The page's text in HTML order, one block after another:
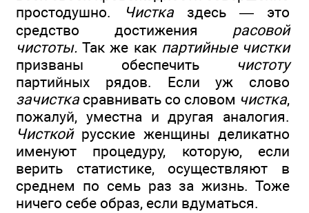
простодушно.
Чистка здесь — это
средство достижения расовой
чистоты. Так же как партийные чистки
призваны обеспечить
чистоту
партийных рядов. Если уж слово
зачистка сравнивать со словом чистка,
пожалуй, уместна и другая аналогия.
Чисткойрусские женщины деликатно
именуют процедуру, которую, если
верить статистике, осуществляют в
среднем по семь раз за жизнь. Тоже
ничего себе образ, если вдуматься.